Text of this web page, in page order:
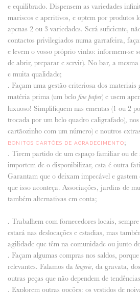
e equilibrado. Dispensem as variedades
mariscos e aperitivos, e optem por produtos
apenas 2 ou 3 variedades. Será suficiente,
contactos privilegiados numa garrafeira,
e levem o vosso próprio vinho: informem-se
de abrir, preparar e servir). No bar, a mesma
e muita qualidade;
. Façam uma gestão criteriosa dos
matéria prima (um belo fine paper) e usem
luxuoso! Simplifiquem nas ementas (1 ou 2
trocada por um belo quadro caligrafado),
cartãozinho com um número) e noutros
BONITOS CARTÕES DE AGRADECIMENTO;
. Tirem partido de um espaço familiar ou de
importem de o disponibilizar, esta é outra
Garantam que o deixam impecável e gastem
que isso aconteça. Associações, jardins de
também alternativas em conta;
. Trabalhem com fornecedores locais,
estará nas deslocações e estadias, mas
agilidade que têm na comunidade ou junto
. Façam algumas compras nos saldos,
relevantes. Falamos da lingerie, da gravata,
outras peças que não dependem de
. Explorem outras opções: os vestidos de